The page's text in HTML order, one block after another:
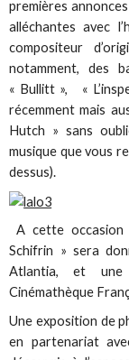
premières
alléchantes avec
compositeur
notamment, des
« Bullitt », «
récemment mais
Hutch » sans
musique que vous
dessus).
A cette occasion
Schifrin » sera
Atlantia, et une
Cinémathèque
Une exposition de
en partenariat